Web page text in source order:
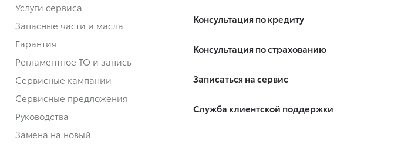
Услуги сервиса
Запасные части и масла
Гарантия
Регламентное ТО и запись
Сервисные кампании
Сервисные предложения
Руководства
Замена на новый
Консультация по кредиту
Консультация по страхованию
Записаться на сервис
Служба клиентской поддержки